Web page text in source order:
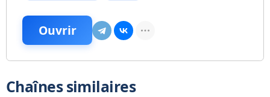
Ouvrir
Chaînes similaires